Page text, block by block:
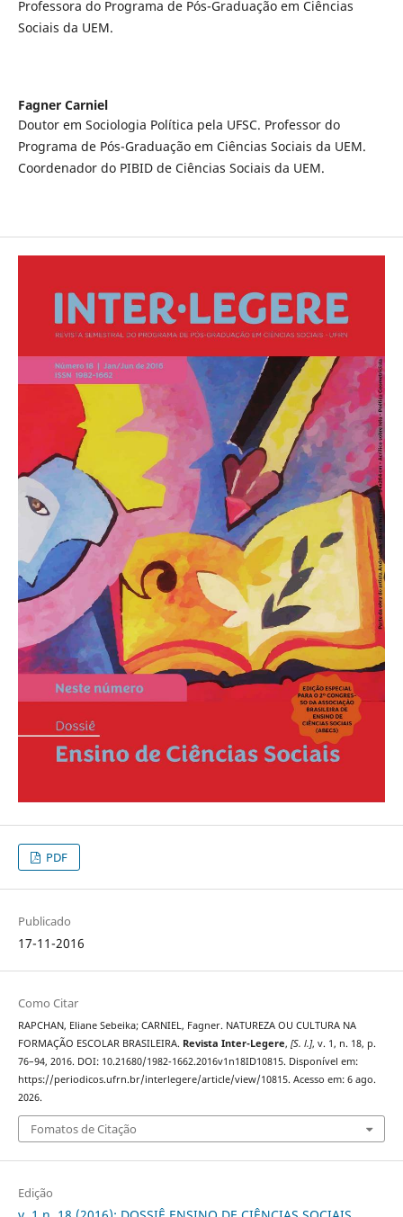
Professora do Programa de Pós-Graduação em Ciências
Sociais da UEM.
Fagner Carniel
Doutor em Sociologia Política pela UFSC. Professor do
Programa de Pós-Graduação em Ciências Sociais da UEM.
Coordenador do PIBID de Ciências Sociais da UEM.
PDF
Publicado
17-11-2016
Como Citar
RAPCHAN, Eliane Sebeika; CARNIEL, Fagner. NATUREZA OU CULTURA NA
FORMAÇÃO ESCOLAR BRASILEIRA. Revista Inter-Legere, [S. l.], v. 1, n. 18, p.
76–94, 2016. DOI: 10.21680/1982-1662.2016v1n18ID10815. Disponível em:
https://periodicos.ufrn.br/interlegere/article/view/10815. Acesso em: 6 ago.
2026.
Fomatos de Citação
Edição